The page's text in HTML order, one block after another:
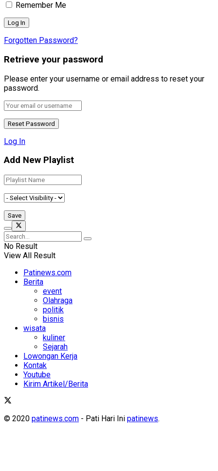
Remember Me
Forgotten Password?
Retrieve your password
Please enter your username or email address to reset your
password.
Log In
Add New Playlist
No Result
View All Result
Patinews.com
Berita
event
Olahraga
politik
bisnis
wisata
kuliner
Sejarah
Lowongan Kerja
Kontak
Youtube
Kirim Artikel/Berita
© 2020 patinews.com - Pati Hari Ini patinews.